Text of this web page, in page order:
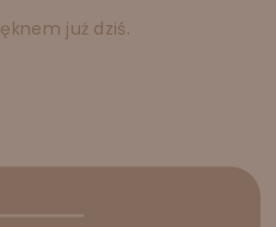
już dziś.